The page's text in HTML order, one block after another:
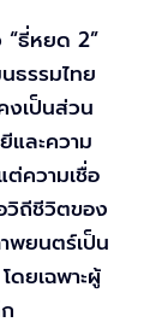
“ธี่หยด 2”
ธรรมไทย
งเป็นส่วน
และความ
ความเชื่อ
ถีชีวิตของ
พยนตร์เป็น
ยเฉพาะผู้